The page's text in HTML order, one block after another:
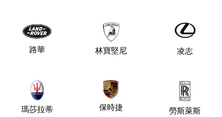
路華 林寶堅尼 凌志
瑪莎拉蒂 保時捷 勞斯萊斯